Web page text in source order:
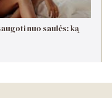
nuo saulės: ką